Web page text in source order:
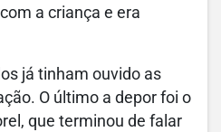
a criança e era
já tinham ouvido as
O último a depor foi o
que terminou de falar